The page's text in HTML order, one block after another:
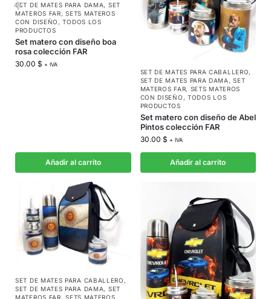
SET DE MATES PARA DAMA, SET
MATEROS FAR,SETS MATEROS
CON DISEÑO ,TODOS LOS
PRODUCTOS
Set matero con diseño boa
rosa colección FAR
30.00 $ + IVA
Añadir al carrito
SET DE MATES PARA CABALLERO,
SET DE MATES PARA DAMA ,SET
MATEROS FAR, SETS MATEROS
CON DISEÑO , TODOS LOS
PRODUCTOS
Set matero con diseño de Abel
Pintos colección FAR
30.00 $ + IVA
Añadir al carrito
SET DE MATES PARA CABALLERO ,
SET DE MATES PARA DAMA, SET
MATEROS FAR,SETS MATEROS